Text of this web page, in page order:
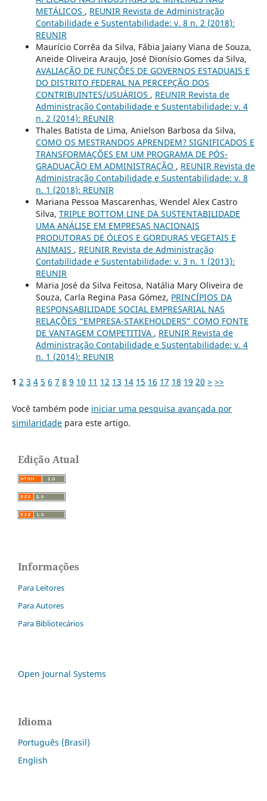
METÁLICOS , REUNIR Revista de Administração
Contabilidade e Sustentabilidade: v. 8 n. 2 (2018):
REUNIR
Maurício Corrêa da Silva, Fábia Jaiany Viana de Souza,
Aneide Oliveira Araujo, José Dionísio Gomes da Silva,
AVALIAÇÃO DE FUNÇÕES DE GOVERNOS ESTADUAIS E
DO DISTRITO FEDERAL NA PERCEPÇÃO DOS
CONTRIBUINTES/USUÁRIOS , REUNIR Revista de
Administração Contabilidade e Sustentabilidade: v. 4
n. 2 (2014): REUNIR
Thales Batista de Lima, Anielson Barbosa da Silva,
COMO OS MESTRANDOS APRENDEM? SIGNIFICADOS E
TRANSFORMAÇÕES EM UM PROGRAMA DE PÓS-
GRADUAÇÃO EM ADMINISTRAÇÃO , REUNIR Revista de
Administração Contabilidade e Sustentabilidade: v. 8
n. 1 (2018): REUNIR
Mariana Pessoa Mascarenhas, Wendel Alex Castro
Silva, TRIPLE BOTTOM LINE DA SUSTENTABILIDADE
UMA ANÁLISE EM EMPRESAS NACIONAIS
PRODUTORAS DE ÓLEOS E GORDURAS VEGETAIS E
ANIMAIS , REUNIR Revista de Administração
Contabilidade e Sustentabilidade: v. 3 n. 1 (2013):
REUNIR
Maria José da Silva Feitosa, Natália Mary Oliveira de
Souza, Carla Regina Pasa Gómez, PRINCÍPIOS DA
RESPONSABILIDADE SOCIAL EMPRESARIAL NAS
RELAÇÕES “EMPRESA-STAKEHOLDERS” COMO FONTE
DE VANTAGEM COMPETITIVA , REUNIR Revista de
Administração Contabilidade e Sustentabilidade: v. 4
n. 1 (2014): REUNIR
1 2 3 4 5 6 7 8 9 10 11 12 13 14 15 16 17 18 19 20 > >>
Você também pode iniciar uma pesquisa avançada por
similaridadepara este artigo.
Edição Atual
Informações
Para Leitores
Para Autores
Para Bibliotecários
Open Journal Systems
Idioma
Português (Brasil)
English